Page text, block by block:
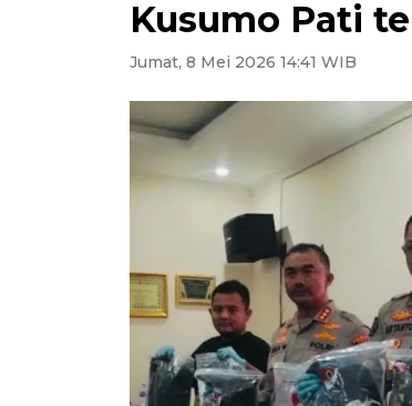
Kusumo Pati
Jumat, 8 Mei 2026 14:41 WIB